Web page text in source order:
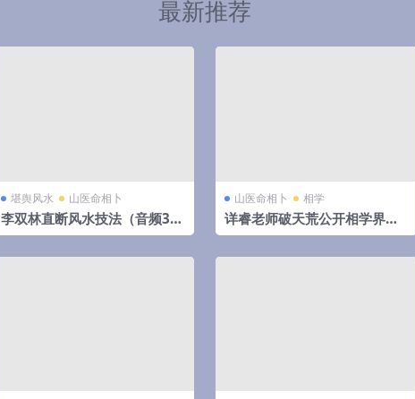
最新推荐
堪舆风水 山医命相卜
李双林直断风水技法（音频31
集）
山医命相卜 相学
详睿老师破天荒公开相学界不
传之秘法